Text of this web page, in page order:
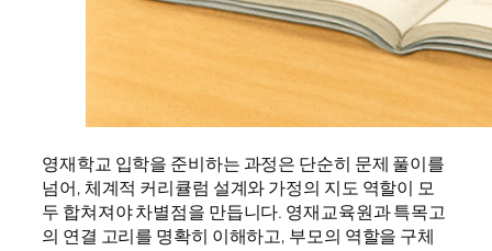
영재학교 입학을 준비하는 과정은 단순히 문제 풀이를
넘어, 체계적 커리큘럼 설계와 가정의 지도 역할이 모
두 합쳐져야 차별점을 만듭니다. 영재교육원과 특목고
의 연결 고리를 명확히 이해하고, 부모의 역할을 구체